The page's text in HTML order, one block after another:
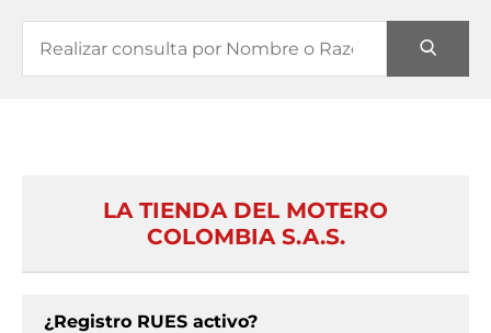
LA TIENDA DEL MOTERO
COLOMBIA S.A.S.
¿Registro RUES activo?